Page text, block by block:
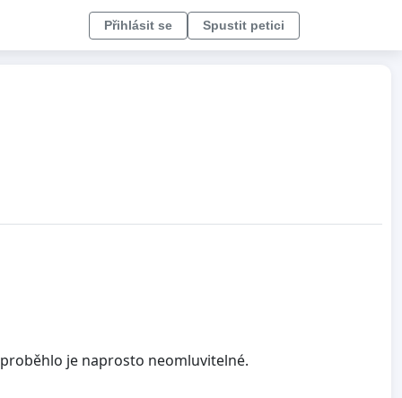
Přihlásit se Spustit petici
je naprosto neomluvitelné.